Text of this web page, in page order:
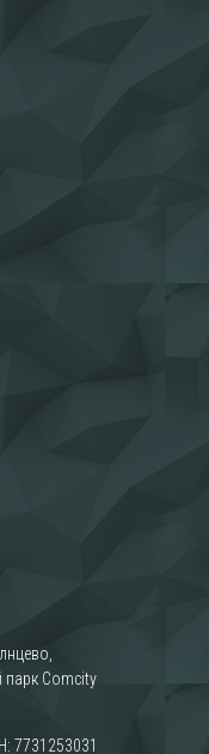
парк Comcity
7731253031